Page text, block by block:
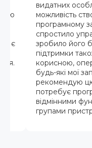
є
видатних
можливість
програмному
спростило
зробило його
підтримки
корисною,
будь-які мої
рекомендую
потребує
відмінними
групами